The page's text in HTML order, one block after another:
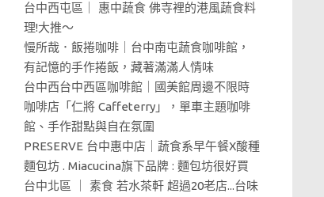
台中西屯區｜ 惠中蔬食 佛寺裡的港風蔬食料
理!大推～
慢所哉．飯捲咖啡｜台中南屯蔬食咖啡館，
有記憶的手作捲飯，藏著滿滿人情味
台中西台中西區咖啡館｜國美館周邊不限時
咖啡店「仁將 Caffeterry」，單車主題咖啡
館、手作甜點與自在氛圍
PRESERVE 台中惠中店｜蔬食系早午餐X酸種
麵包坊 . Miacucina旗下品牌 : 麵包坊很好買
台中北區 ｜ 素食 若水茶軒 超過20老店...台味